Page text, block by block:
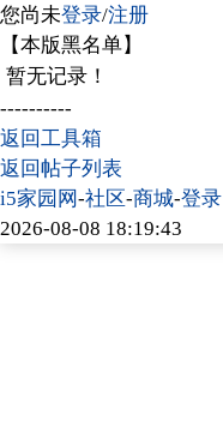
您尚未登录/注册
【本版黑名单】
暂无记录！
----------
返回工具箱
返回帖子列表
i5家园网-社区-商城-登录
2026-08-08 18:19:43